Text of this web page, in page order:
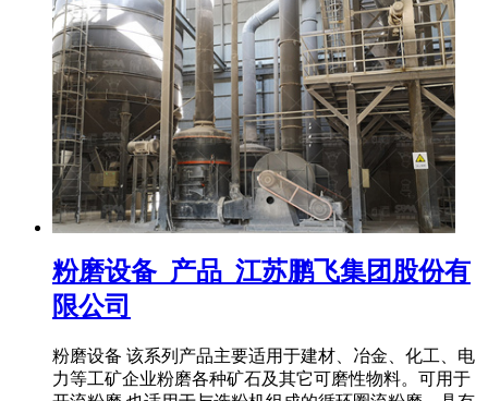
粉磨设备_产品_江苏鹏飞集团股份有
限公司
粉磨设备 该系列产品主要适用于建材、冶金、化工、电
力等工矿企业粉磨各种矿石及其它可磨性物料。可用于